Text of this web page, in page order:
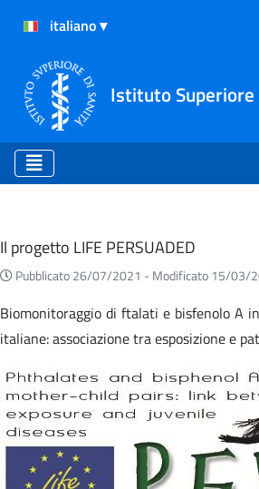
Istituto Superiore
Eventi
Il progetto LIFE PERSUADED
Pubblicato 26/07/2021 - Modificato 15/03/
Biomonitoraggio di ftalati e bisfenolo A
italiane: associazione tra esposizione e